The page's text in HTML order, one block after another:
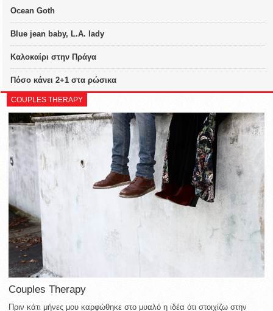
Ocean Goth
Blue jean baby, L.A. lady
Καλοκαίρι στην Πράγα
Πόσο κάνει 2+1 στα ρώσικα
COUPLES THERAPY
Couples Therapy
Πριν κάτι μήνες μου καρφώθηκε στο μυαλό η ιδέα ότι στοιχίζω στην